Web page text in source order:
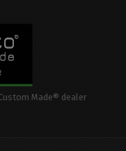
Made® dealer